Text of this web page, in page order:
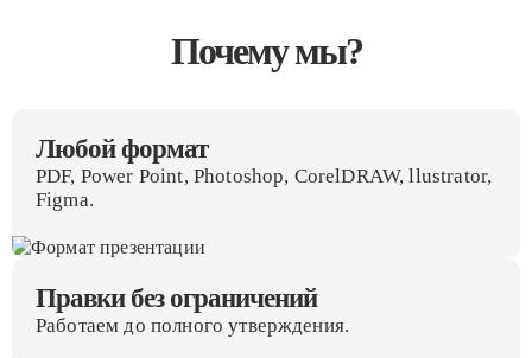
Почему мы?
Любой формат
PDF, Power Point, Photoshop, CorelDRAW, llustrator,
Figma.
Правки без ограничений
Работаем до полного утверждения.